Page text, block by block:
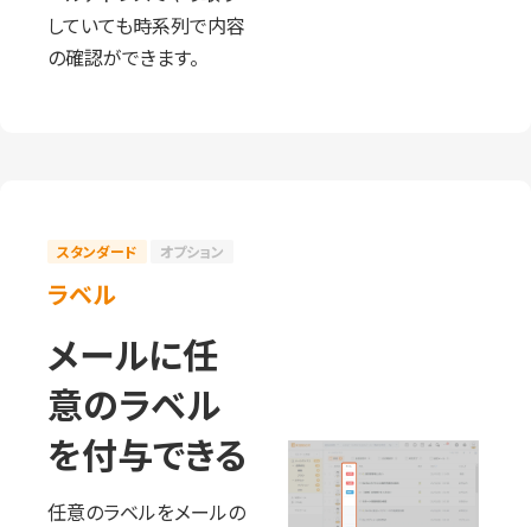
していても時系列で内容
の確認ができます。
スタンダード オプション
ラベル
メールに任
意のラベル
を付与できる
任意のラベルをメールの